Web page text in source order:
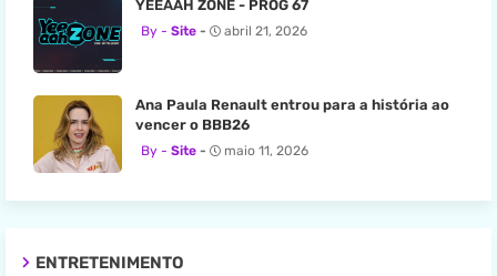
YEEAAH ZONE - PROG 67
Site abril 21, 2026
Ana Paula Renault entrou para a história ao
vencer o BBB26
Site maio 11, 2026
ENTRETENIMENTO